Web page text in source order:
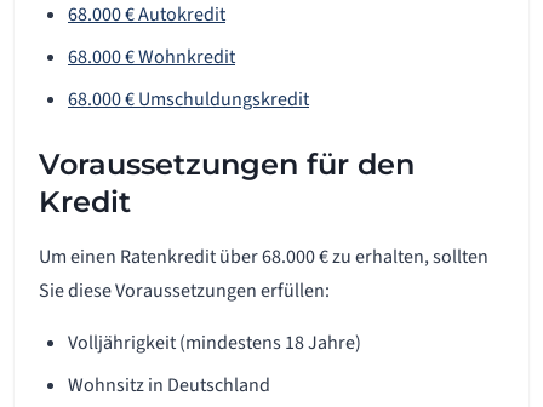
68.000 € Autokredit
68.000 € Wohnkredit
68.000 € Umschuldungskredit
Voraussetzungen für den
Kredit
Um einen Ratenkredit über 68.000 € zu erhalten, sollten
Sie diese Voraussetzungen erfüllen:
Volljährigkeit (mindestens 18 Jahre)
Wohnsitz in Deutschland